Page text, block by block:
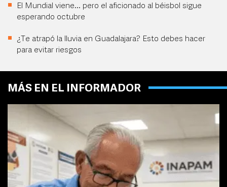
El Mundial viene... pero el aficionado al béisbol sigue
esperando octubre
¿Te atrapó la lluvia en Guadalajara? Esto debes hacer
para evitar riesgos
MÁS EN EL INFORMADOR